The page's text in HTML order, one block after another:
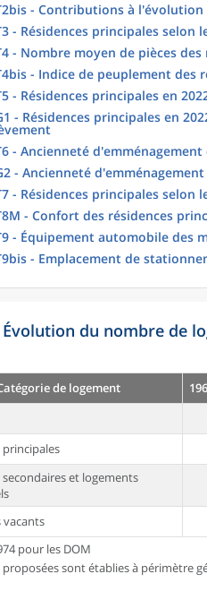
- Contributions à
- Résidences principales selon
- Nombre moyen de pièces
- Indice de peuplement des
- Résidences principales en
- Résidences principales en
- Ancienneté
- Ancienneté
- Résidences principales
- Confort des résidences
- Équipement automobile des
- Emplacement de
Évolution du nombre de
de logement
principales
secondaires et logements
vacants
pour les DOM
proposées sont établies à périmètre